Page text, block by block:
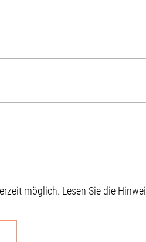
möglich. Lesen Sie die